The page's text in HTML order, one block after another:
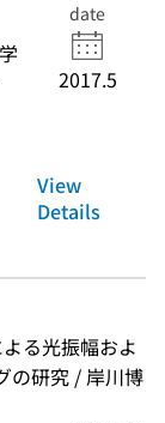
date
2017.5
View
Details
る光振幅およ
の研究 / 岸川博